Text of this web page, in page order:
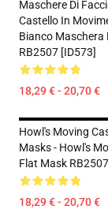
Maschere Di
Castello In
Bianco Maschera
RB2507 [ID573]
18,29 € - 20,70 €
Howl's Moving
Masks - Howl's
Flat Mask
18,29 € - 20,70 €